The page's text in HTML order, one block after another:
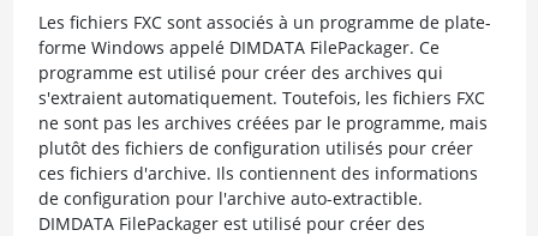
Les fichiers FXC sont associés à un programme de plate-
forme Windows appelé DIMDATA FilePackager. Ce
programme est utilisé pour créer des archives qui
s'extraient automatiquement. Toutefois, les fichiers FXC
ne sont pas les archives créées par le programme, mais
plutôt des fichiers de configuration utilisés pour créer
ces fichiers d'archive. Ils contiennent des informations
de configuration pour l'archive auto-extractible.
DIMDATA FilePackager est utilisé pour créer des